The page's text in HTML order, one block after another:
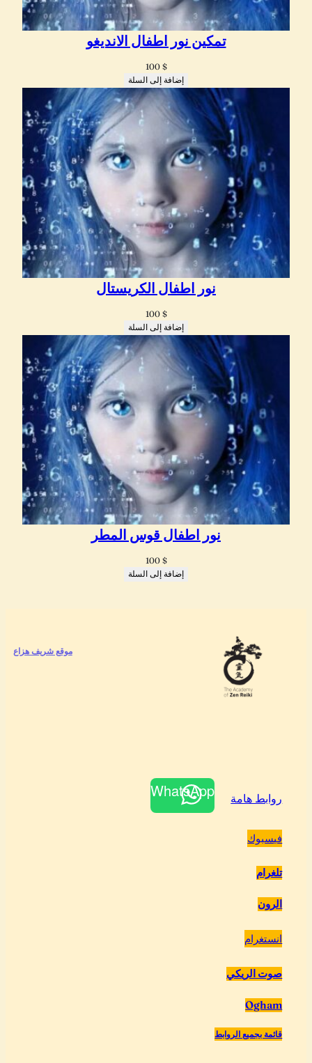
تمكين نور اطفال الانديغو
100 $
إضافة إلى السلة
نور اطفال الكريستال
100 $
إضافة إلى السلة
نور اطفال قوس المطر
100 $
إضافة إلى السلة
موقع شريف هزاع
روابط هامة
فيسبوك
تلغرام
الرون
انستغرام
صوت الريكي
Ogham
قائمة بجميع الروابط
WhatsApp